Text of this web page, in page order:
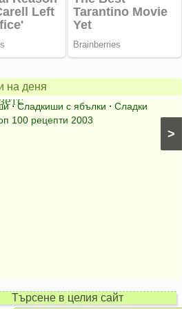
на деня
>
⋅Сладкиши с ябълки ⋅ Сладки
100 рецепти 2003
Търсене в целия сайт